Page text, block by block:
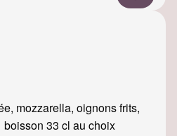
mozzarella, oignons frits,
boisson 33 cl au choix